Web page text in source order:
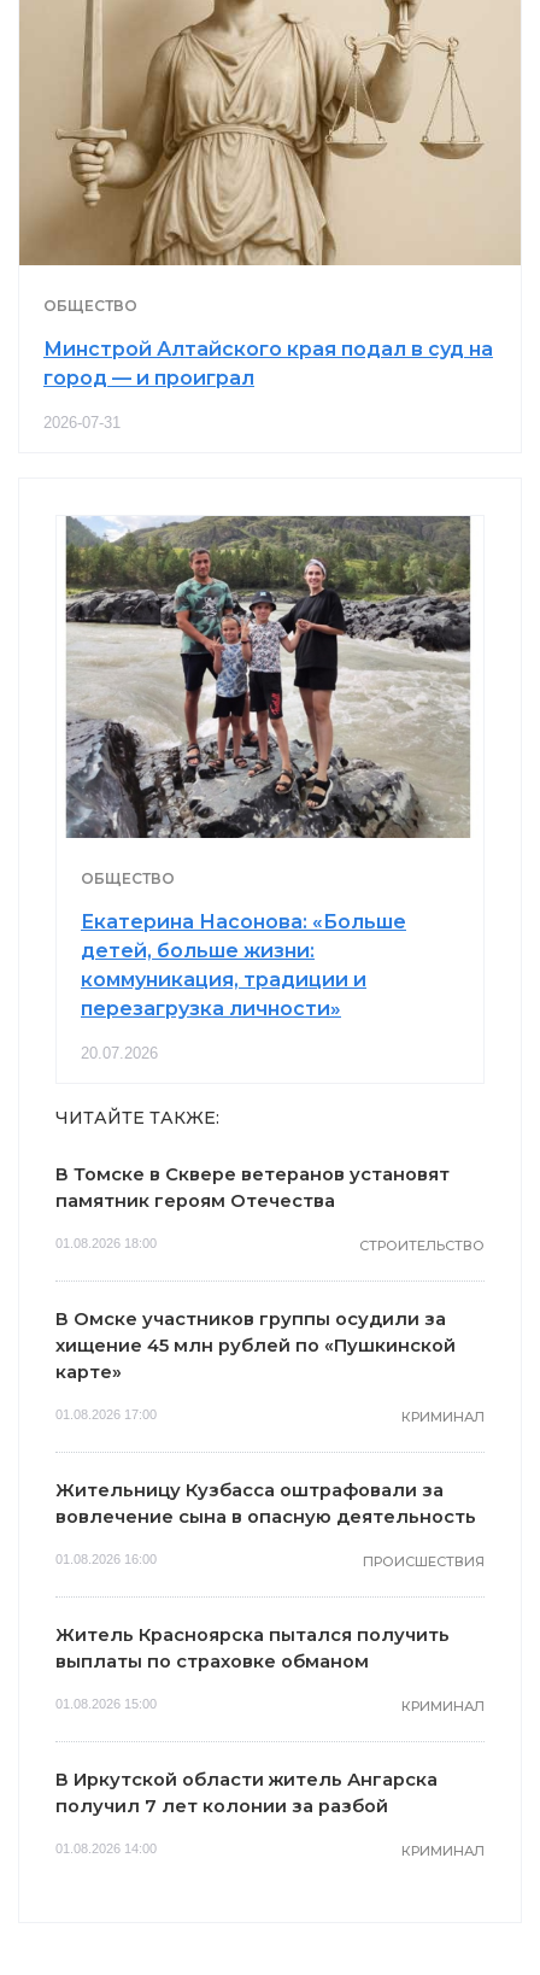
ОБЩЕСТВО
Минстрой Алтайского края подал в суд на
город — и проиграл
2026-07-31
ОБЩЕСТВО
Екатерина Насонова: «Больше
детей, больше жизни:
коммуникация, традиции и
перезагрузка личности»
20.07.2026
ЧИТАЙТЕ ТАКЖЕ:
В Томске в Сквере ветеранов установят
памятник героям Отечества
01.08.2026 18:00 СТРОИТЕЛЬСТВО
В Омске участников группы осудили за
хищение 45 млн рублей по «Пушкинской
карте»
01.08.2026 17:00 КРИМИНАЛ
Жительницу Кузбасса оштрафовали за
вовлечение сына в опасную деятельность
01.08.2026 16:00 ПРОИСШЕСТВИЯ
Житель Красноярска пытался получить
выплаты по страховке обманом
01.08.2026 15:00 КРИМИНАЛ
В Иркутской области житель Ангарска
получил 7 лет колонии за разбой
01.08.2026 14:00 КРИМИНАЛ